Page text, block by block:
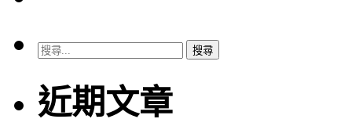
搜
關
鍵
近期文章